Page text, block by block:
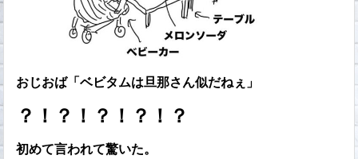
おじおば「ベビタムは旦那さん似だねぇ」
？！？！？！？！？
初めて言われて驚いた。